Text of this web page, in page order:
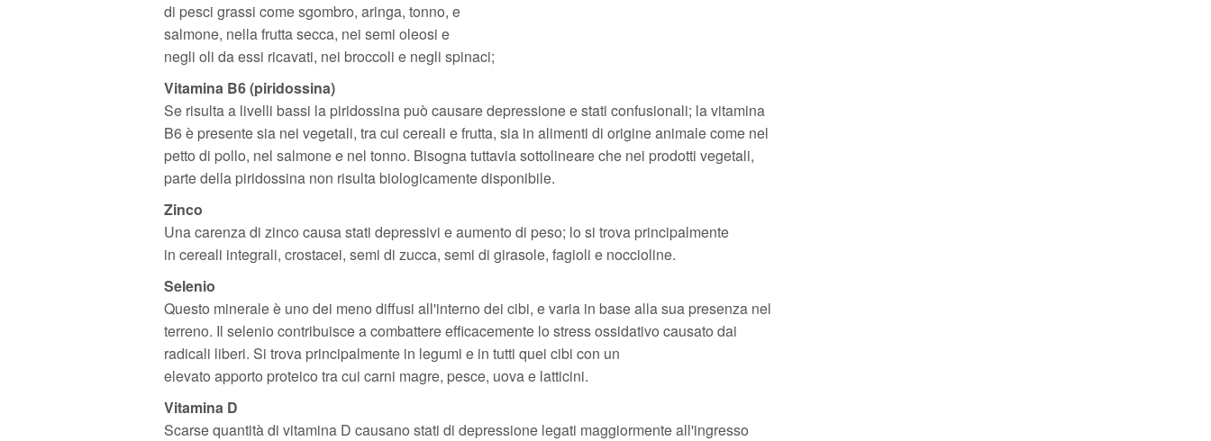
di pesci grassi come sgombro, aringa, tonno, e
salmone, nella frutta secca, nei semi oleosi e
negli oli da essi ricavati, nei broccoli e negli spinaci;
Vitamina B6 (piridossina)
Se risulta a livelli bassi la piridossina può causare depressione e stati confusionali; la vitamina
B6 è presente sia nei vegetali, tra cui cereali e frutta, sia in alimenti di origine animale come nel
petto di pollo, nel salmone e nel tonno. Bisogna tuttavia sottolineare che nei prodotti vegetali,
parte della piridossina non risulta biologicamente disponibile.
Zinco
Una carenza di zinco causa stati depressivi e aumento di peso; lo si trova principalmente
in cereali integrali, crostacei, semi di zucca, semi di girasole, fagioli e noccioline.
Selenio
Questo minerale è uno dei meno diffusi all'interno dei cibi, e varia in base alla sua presenza nel
terreno. Il selenio contribuisce a combattere efficacemente lo stress ossidativo causato dai
radicali liberi. Si trova principalmente in legumi e in tutti quei cibi con un
elevato apporto proteico tra cui carni magre, pesce, uova e latticini.
Vitamina D
Scarse quantità di vitamina D causano stati di depressione legati maggiormente all'ingresso